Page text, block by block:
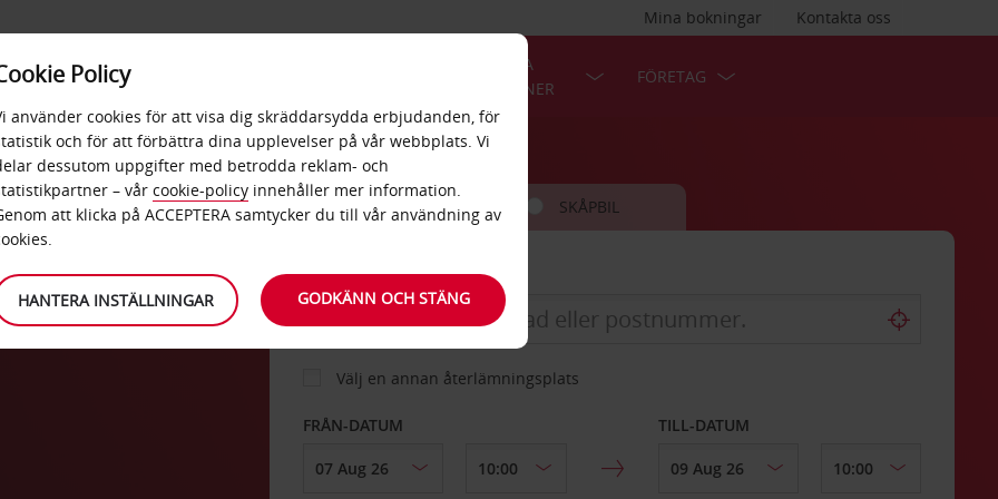
Kontakta oss
Mina bokningar
ERBJUDANDEN
POPULÄRA
DESTINATIONER
FÖRETAG
BIL SKÅPBIL
HÄMTA FRÅN
Välj en annan återlämningsplats
FRÅN-DATUM TILL-DATUM
Policy
använder cookies för att visa dig skräddarsydda erbjudanden, för
och för att förbättra dina upplevelser på vår webbplats. Vi
dessutom uppgifter med betrodda reklam- och
– vår cookie-policy innehåller mer information.
att klicka på ACCEPTERA samtycker du till vår användning av
HANTERA INSTÄLLNINGAR GODKÄNN OCH STÄNG